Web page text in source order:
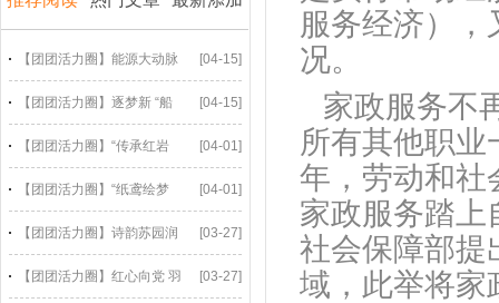
[04-15]
【团团活力圈】能源大动脉
[04-15]
【团团活力圈】逐梦新 “船
[04-01]
【团团活力圈】“传承红岩
[04-01]
【团团活力圈】“纸鸢绘梦
[03-27]
【团团活力圈】诗韵苏园润
[03-27]
【团团活力圈】红心向党 羽
服务经济）
况。
家政服务不
所有其他职
年，劳动和社
家政服务踏上
社会保障部提
域，此举将家